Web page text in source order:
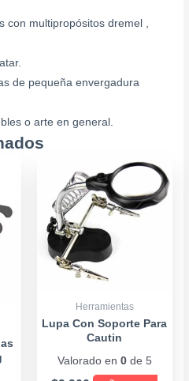
con multipropósitos dremel ,
de pequeña envergadura
o arte en general.
$17.900.
Herramientas
Lupa Con Soporte Para
Cautin
Valorado en 0de 5